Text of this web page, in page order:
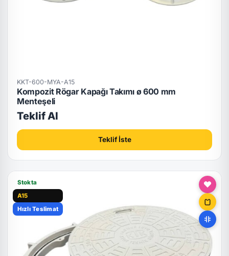
KKT-600-MYA-A15
Kompozit Rögar Kapağı Takımı ø 600 mm
Menteşeli
Teklif Al
Teklif İste
Stokta
A15
Hızlı Teslimat